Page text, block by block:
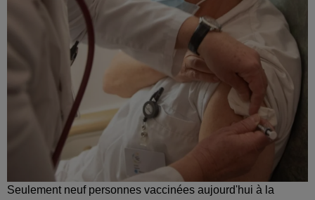
Seulement neuf personnes vaccinées aujourd'hui à la